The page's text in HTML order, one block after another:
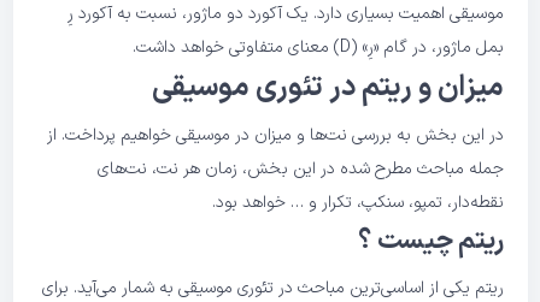
موسیقی اهمیت بسیاری دارد. یک آکورد دو ماژور، نسبت به آکورد رِ
بمل ماژور، در گام «رِ» (D) معنای متفاوتی خواهد داشت.
میزان و ریتم در تئوری موسیقی
در این بخش به بررسی نت‌ها و میزان در موسیقی خواهیم پرداخت. از
جمله مباحث مطرح شده در این بخش، زمان هر نت، نت‌های
نقطه‌دار، تمپو، سنکپ، تکرار و … خواهد بود.
ریتم چیست ؟
ریتم یکی از اساسی‌ترین مباحث در تئوری موسیقی به شمار می‌آید. برای